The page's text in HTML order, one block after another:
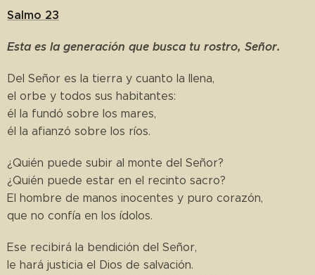
Salmo 23
Esta es la generación que busca tu rostro, Señor.
Del Señor es la tierra y cuanto la llena,
el orbe y todos sus habitantes:
él la fundó sobre los mares,
él la afianzó sobre los ríos.
¿Quién puede subir al monte del Señor?
¿Quién puede estar en el recinto sacro?
El hombre de manos inocentes y puro corazón,
que no confía en los ídolos.
Ese recibirá la bendición del Señor,
le hará justicia el Dios de salvación.